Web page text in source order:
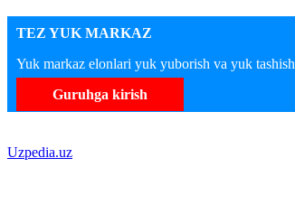
TEZ YUK MARKAZ
Yuk markaz elonlari yuk yuborish va yuk tashish
Guruhga kirish
Uzpedia.uz